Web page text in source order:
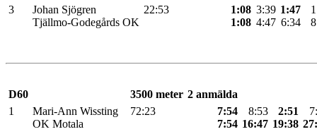
3
Johan Sjögren
Tjällmo-Godegårds OK
22:53
1:08
1:08
3:39
4:47
1:47
6:34
D60 3500 meter 2 anmälda
1
Mari-Ann Wissting
OK Motala
72:23
7:54
7:54
8:53
16:47
2:51
19:38